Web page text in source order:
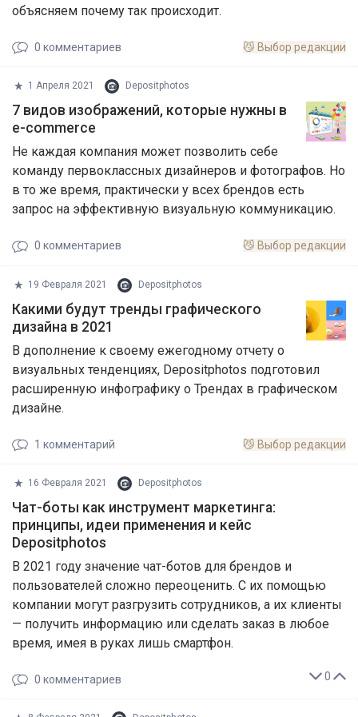
объясняем почему так происходит.
😼 Выбор редакции
0 комментариев
1 Апреля 2021 Depositphotos
7 видов изображений, которые нужны в
e-commerce
Не каждая компания может позволить себе
команду первоклассных дизайнеров и фотографов. Но
в то же время, практически у всех брендов есть
запрос на эффективную визуальную коммуникацию.
😼 Выбор редакции
0 комментариев
19 Февраля 2021 Depositphotos
Какими будут тренды графического
дизайна в 2021
В дополнение к своему ежегодному отчету о
визуальных тенденциях, Depositphotos подготовил
расширенную инфографику о Трендах в графическом
дизайне.
😼 Выбор редакции
1 комментарий
16 Февраля 2021 Depositphotos
Чат-боты как инструмент маркетинга:
принципы, идеи применения и кейс
Depositphotos
В 2021 году значение чат-ботов для брендов и
пользователей сложно переоценить. С их помощью
компании могут разгрузить сотрудников, а их клиенты
— получить информацию или сделать заказ в любое
время, имея в руках лишь смартфон.
0
0 комментариев